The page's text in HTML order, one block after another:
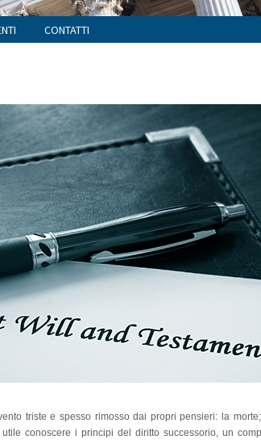
CONTATTI
triste e spesso rimosso dai propri pensieri: la
conoscere i principi del diritto successorio, un